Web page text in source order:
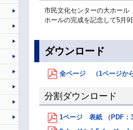
市民文化センターの大ホール
ホールの完成を記念して5月9
ダウンロード
全ページ （1ページか
分割ダウンロード
1ページ 表紙 （PDF：